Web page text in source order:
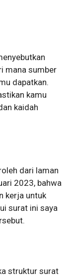
mana sumber
dapatkan.
kamu
kaidah
dari laman
2023, bahwa
kerja untuk
surat ini saya
struktur surat